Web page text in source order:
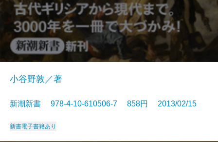
小谷野敦／著
新潮新書 978-4-10-610506-7 858円 2013/02/15
新書電子書籍あり